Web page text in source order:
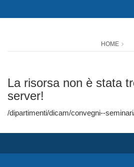
HOME
La risorsa non è stata
server!
/dipartimenti/dicam/convegni--